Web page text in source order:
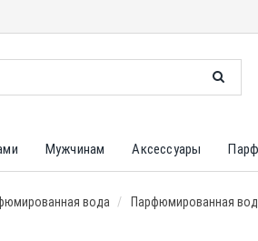
Мужчинам Аксессуары
вода
Парфюмированная